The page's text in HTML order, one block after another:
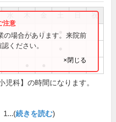
祝
● ●
の場合があります。来院前
ください。
×閉じる
児科】の時間になります。
1...(続きを読む)